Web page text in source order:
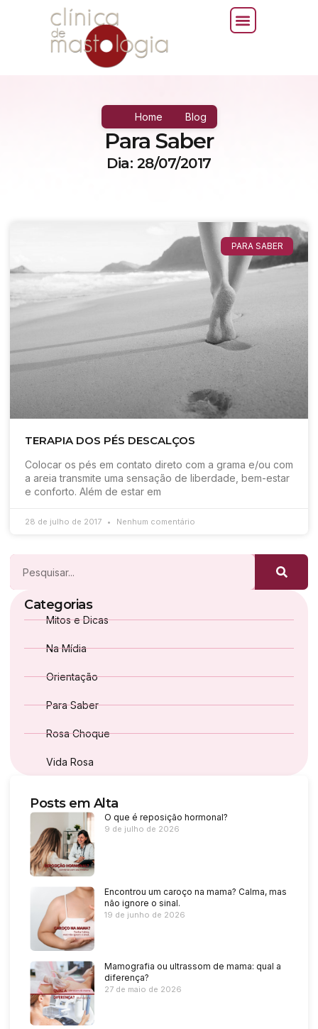
Home Blog
Para Saber
Dia: 28/07/2017
PARA SABER
TERAPIA DOS PÉS DESCALÇOS
Colocar os pés em contato direto com a grama e/ou com
a areia transmite uma sensação de liberdade, bem-estar
e conforto. Além de estar em
28 de julho de 2017 Nenhum comentário
Categorias
Mitos e Dicas
Na Mídia
Orientação
Para Saber
Rosa Choque
Vida Rosa
Posts em Alta
O que é reposição hormonal?
9 de julho de 2026
Encontrou um caroço na mama? Calma, mas
não ignore o sinal.
19 de junho de 2026
Mamografia ou ultrassom de mama: qual a
diferença?
27 de maio de 2026